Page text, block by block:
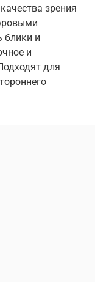
зрения
блики и
и
для